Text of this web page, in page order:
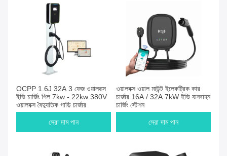
OCPP 1.6J 32A 3 ফেজ ওয়ালবক্স
ইভি চার্জিং পিল 7kw - 22kw 380V
ওয়ালবক্স বৈদ্যুতিক গাড়ি চার্জার
সেরা দাম পান
ওয়ালবক্স ওয়াল মাউন্ট ইলেকট্রিক কার
চার্জার 16A / 32A 7kW ইভি যানবাহন
চার্জিং স্টেশন
সেরা দাম পান